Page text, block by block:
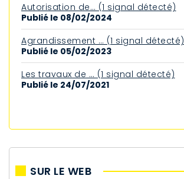
Autorisation de… (1 signal détecté)
Publié le 08/02/2024
Agrandissement … (1 signal détecté)
Publié le 05/02/2023
Les travaux de … (1 signal détecté)
Publié le 24/07/2021
SUR LE WEB